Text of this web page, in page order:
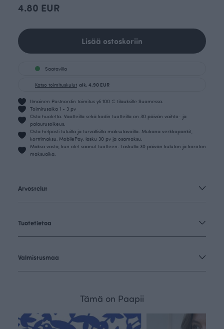
4.80 EUR
Lisää ostoskoriin
Saatavilla
Katso toimituskulut alk. 4.90 EUR
Ilmainen Postnordin toimitus yli 100 € tilauksille Suomessa.
Toimitusaika 1 - 3 pv
Osta huoletta. Vaatteilla sekä kodin tuotteilla on 30 päivän vaihto- ja
palautusoikeus.
Osta helposti tutuilla ja turvallisilla maksutavoilla. Mukana verkkopankit,
korttimaksu, MobilePay, lasku 30 pv ja osamaksu.
Maksa vasta, kun olet saanut tuotteen. Laskulla 30 päivän kuluton ja koroton
maksuaika.
Arvostelut
Tuotetietoa
Valmistusmaa
Tämä on Paapii